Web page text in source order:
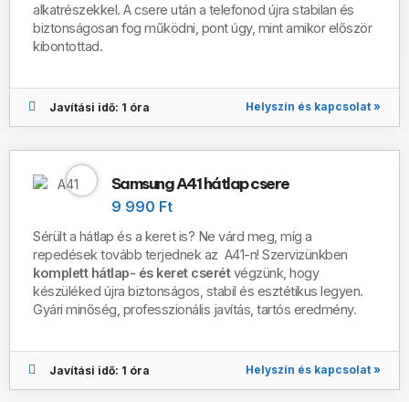
alkatrészekkel. A csere után a telefonod újra stabilan és
biztonságosan fog működni, pont úgy, mint amikor először
kibontottad.
Javítási idő: 1 óra Helyszín és kapcsolat »
Samsung A41 hátlap csere
9 990 Ft
Sérült a hátlap és a keret is? Ne várd meg, míg a
repedések tovább terjednek az A41-n! Szervizünkben
komplett hátlap- és keret cserétvégzünk, hogy
készüléked újra biztonságos, stabil és esztétikus legyen.
Gyári minőség, professzionális javítás, tartós eredmény.
Javítási idő: 1 óra Helyszín és kapcsolat »